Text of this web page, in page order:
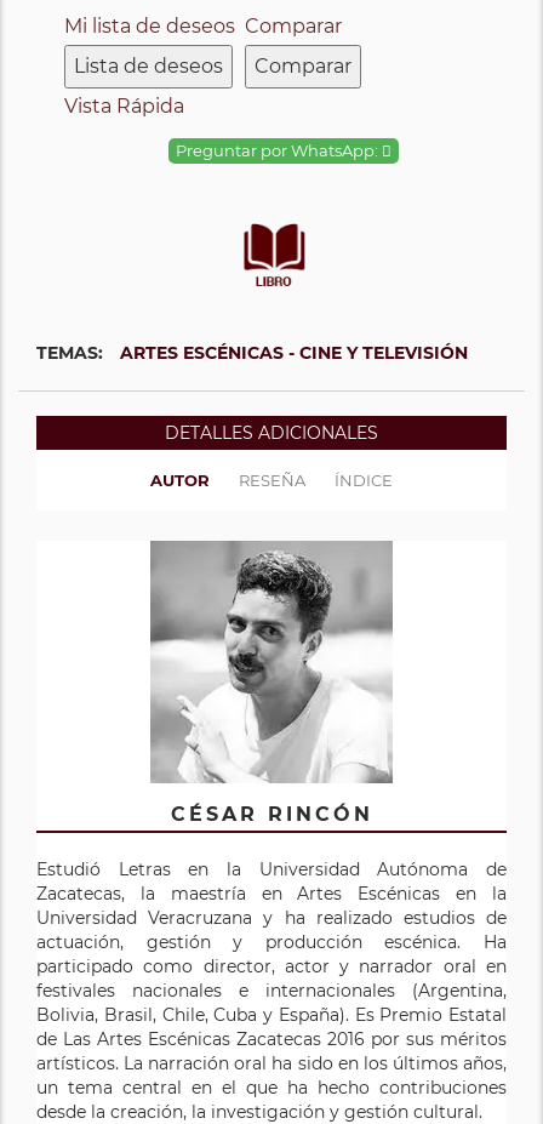
Mi lista de deseos
Lista de deseos
Comparar
Comparar
Vista Rápida
Preguntar por WhatsApp:
TEMAS: ARTES ESCÉNICAS - CINE Y TELEVISIÓN
DETALLES ADICIONALES
AUTOR RESEÑA ÍNDICE
CÉSAR RINCÓN
Estudió Letras en la Universidad Autónoma de
Zacatecas, la maestría en Artes Escénicas en la
Universidad Veracruzana y ha realizado estudios de
actuación, gestión y producción escénica. Ha
participado como director, actor y narrador oral en
festivales nacionales e internacionales (Argentina,
Bolivia, Brasil, Chile, Cuba y España). Es Premio Estatal
de Las Artes Escénicas Zacatecas 2016 por sus méritos
artísticos. La narración oral ha sido en los últimos años,
un tema central en el que ha hecho contribuciones
desde la creación, la investigación y gestión cultural.